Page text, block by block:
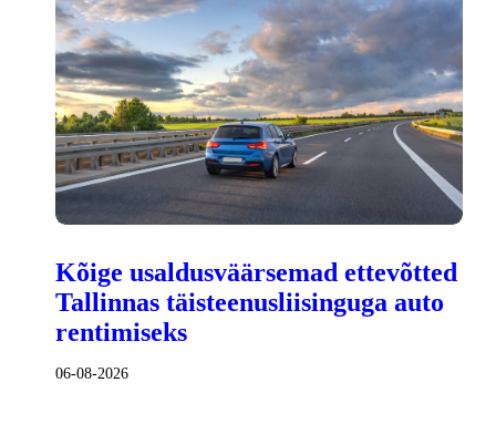
Kõige usaldusväärsemad ettevõtted
Tallinnas täisteenusliisinguga auto
rentimiseks
06-08-2026